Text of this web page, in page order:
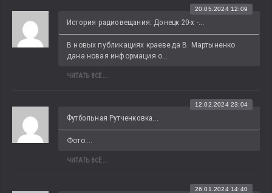
История радиовещания: Донецк 20-х -...
20.05.2024 12:09
В новых публикациях краеведа В. Мартыненко
дана новая информация о...
ЧИТАТЬ ВСЁ...
Футбольная Рутченковка...
12.02.2024 23:04
Фото:...
ЧИТАТЬ ВСЁ...
26.01.2024 14:40